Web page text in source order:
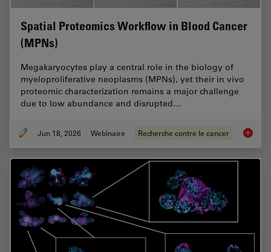
Spatial Proteomics Workflow in Blood Cancer
(MPNs)
Megakaryocytes play a central role in the biology of
myeloproliferative neoplasms (MPNs), yet their in vivo
proteomic characterization remains a major challenge
due to low abundance and disrupted…
Jun 18, 2026 Webinaire Recherche contre le cancer Spatial